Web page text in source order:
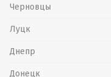
Черновцы
Луцк
Днепр
Донецк